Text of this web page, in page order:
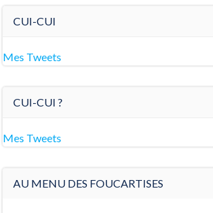
CUI-CUI
Mes Tweets
CUI-CUI ?
Mes Tweets
AU MENU DES FOUCARTISES